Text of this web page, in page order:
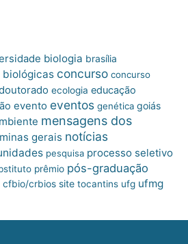
biologia brasília
concurso concurso
ecologia educação
evento eventos genética goiás
mensagens dos
minas gerais notícias
pesquisa processo seletivo
prêmio pós-graduação
cfbio/crbios site tocantins ufg ufmg